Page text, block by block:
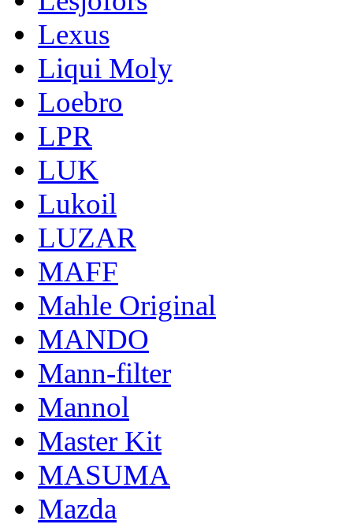
Lexus
Liqui Moly
Loebro
LPR
LUK
Lukoil
LUZAR
MAFF
Mahle Original
MANDO
Mann-filter
Mannol
Master Kit
MASUMA
Mazda